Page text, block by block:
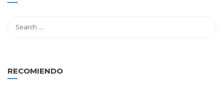
RECOMIENDO